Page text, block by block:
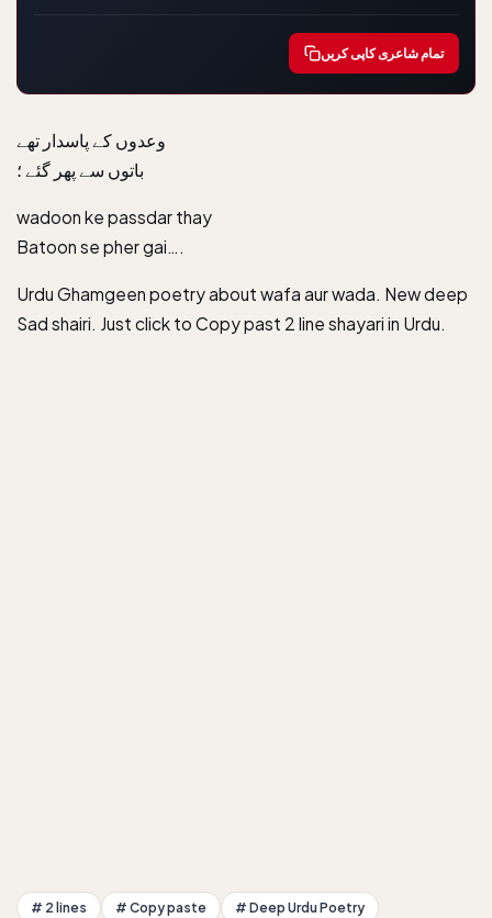
تمام شاعری کاپی کریں
وعدوں کے پاسدار تھے
باتوں سے پھر گئے ؛
wadoon ke passdar thay
Batoon se pher gai….
Urdu Ghamgeen poetry about wafa aur wada. New deep
Sad shairi. Just click to Copy past 2 line shayari in Urdu.
# 2 lines # Copy paste
# Deep Urdu Poetry